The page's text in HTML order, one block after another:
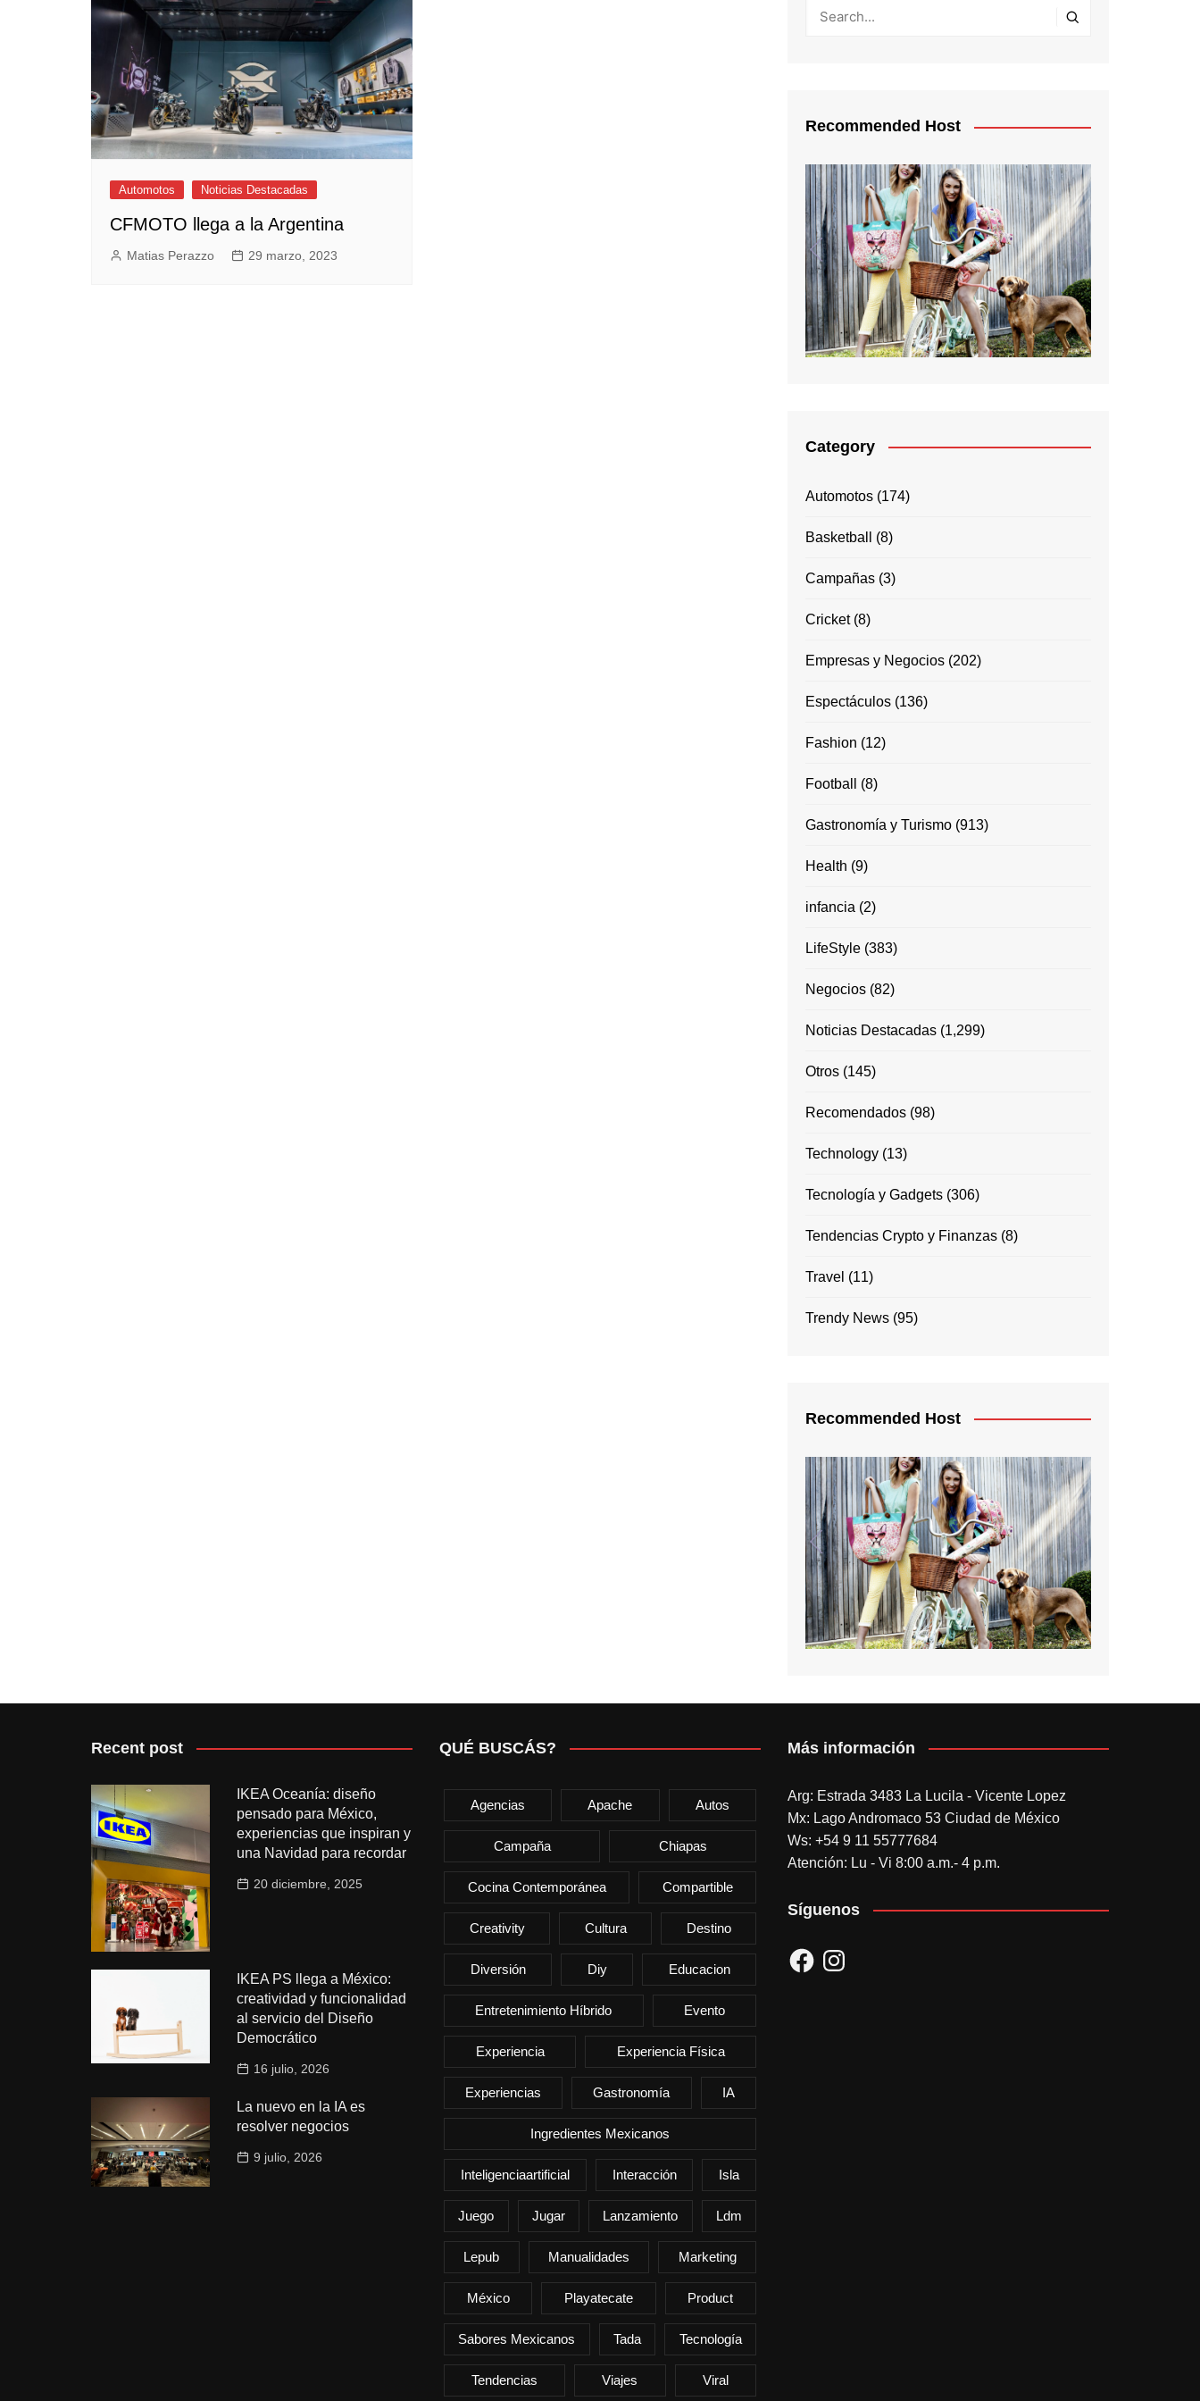
Empresas y Negocios
Automotos
Espectáculos
Trendy News
LifeStyle
Automotos Noticias Destacadas
CFMOTO llega a la Argentina
Matias Perazzo 29 marzo, 2023
Recommended Host
Category
Automotos (174)
Basketball (8)
Campañas (3)
Cricket(8)
Empresas y Negocios (202)
Espectáculos (136)
Fashion (12)
Football (8)
Gastronomía y Turismo (913)
Health (9)
infancia (2)
LifeStyle (383)
Negocios (82)
Noticias Destacadas (1,299)
Otros (145)
Recomendados (98)
Technology (13)
Tecnología y Gadgets (306)
Tendencias Crypto y Finanzas (8)
Travel (11)
Trendy News (95)
Recommended Host
Recent post
IKEA Oceanía: diseño
pensado para México,
experiencias que inspiran y
una Navidad para recordar
20 diciembre, 2025
IKEA PS llega a México:
creatividad y funcionalidad
al servicio del Diseño
Democrático
16 julio, 2026
La nuevo en la IA es
resolver negocios
9 julio, 2026
QUÉ BUSCÁS?
Agencias Apache Autos
Campaña Chiapas
Cocina Contemporánea Compartible
Creativity Cultura Destino
Diversión Diy Educacion
Entretenimiento Híbrido Evento
Experiencia Experiencia Física
Experiencias Gastronomía IA
Ingredientes Mexicanos
Inteligenciaartificial Interacción Isla
Juego Jugar Lanzamiento Ldm
Lepub Manualidades Marketing
México Playatecate Product
Sabores Mexicanos Tada Tecnología
Tendencias Viajes Viral
Más información
Arg: Estrada 3483 La Lucila - Vicente Lopez
Mx: Lago Andromaco 53 Ciudad de México
Ws: +54 9 11 55777684
Atención: Lu - Vi 8:00 a.m.- 4 p.m.
Síguenos
FacebookInstagram